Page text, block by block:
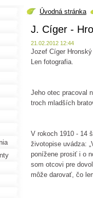
Úvodná stránka
J. Cíger -
21.02.2012 12:44
Jozef Cíger
Len fotografia.
Jeho otec pracoval
troch mladších
V rokoch 1910 - 14
životopise uvádza:
ponížene prosiť i o
som otcovi pre
môže darovať, čo